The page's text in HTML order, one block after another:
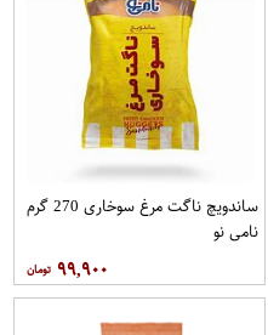
ساندویچ ناگت مرغ سوخاری 270 گرم
نامی نو
۹۹,۹۰۰